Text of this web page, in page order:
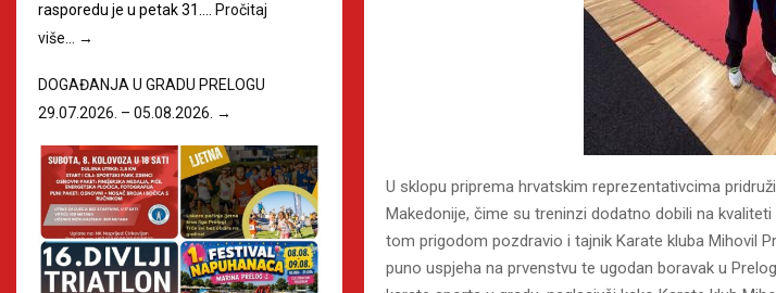
U sklopu priprema hrvatskim reprezentativcima
Makedonije, čime su treninzi dodatno dobili na
tom prigodom pozdravio i tajnik Karate kluba Mihovil
puno uspjeha na prvenstvu te ugodan boravak u
rasporedu je u petak 31.… Pročitaj
više… →
DOGAĐANJA U GRADU PRELOGU
29.07.2026. – 05.08.2026. →